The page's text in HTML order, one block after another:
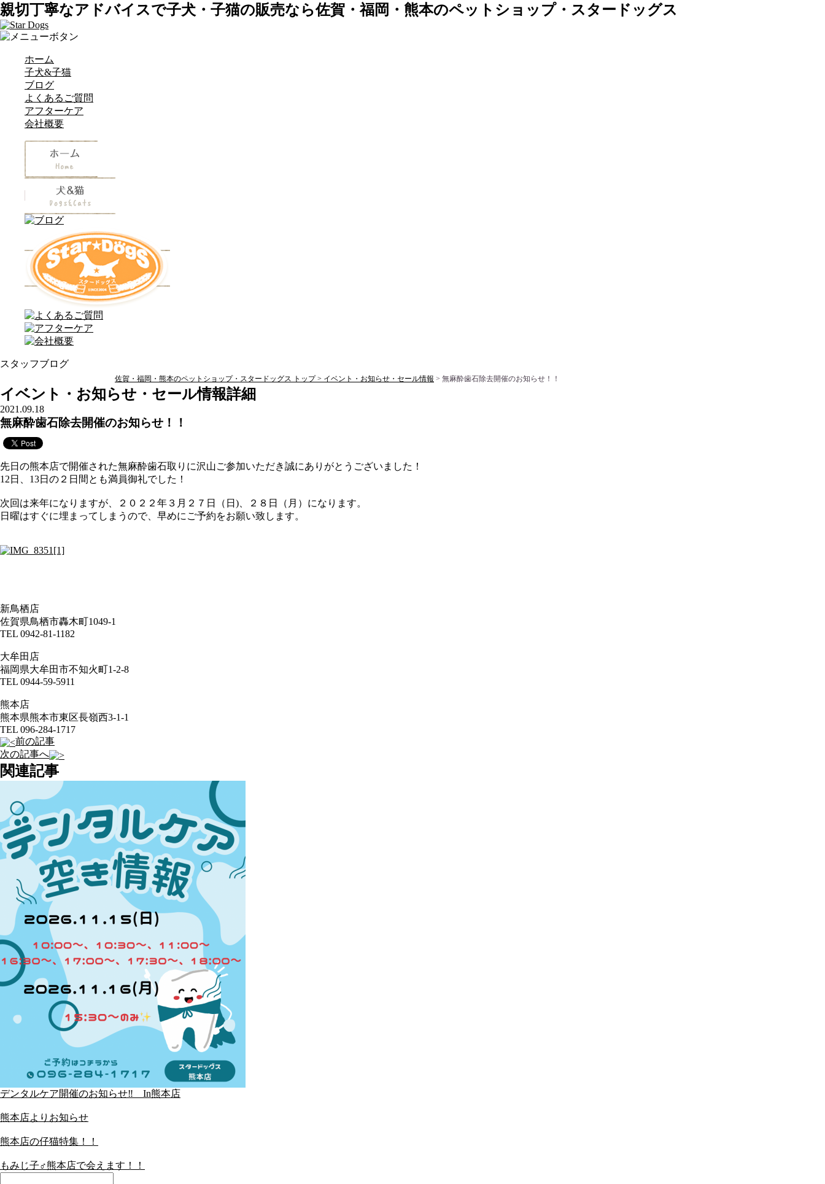
親切丁寧なアドバイスで子犬・子猫の販売なら佐賀・福岡・熊本のペットショップ・スタードッグス
ホーム
子犬&子猫
ブログ
よくあるご質問
アフターケア
会社概要
スタッフブログ
佐賀・福岡・熊本のペットショップ・スタードッグス トップ > イベント・お知らせ・セール情報 > 無麻酔歯石除去開催のお知らせ！！
イベント・お知らせ・セール情報詳細
2021.09.18
無麻酔歯石除去開催のお知らせ！！
先日の熊本店で開催された無麻酔歯石取りに沢山ご参加いただき誠にありがとうございました！
12日、13日の２日間とも満員御礼でした！
次回は来年になりますが、２０２２年３月２７日（日)、２８日（月）になります。
日曜はすぐに埋まってしまうので、早めにご予約をお願い致します。
新鳥栖店
佐賀県鳥栖市轟木町1049-1
TEL 0942-81-1182
大牟田店
福岡県大牟田市不知火町1-2-8
TEL 0944-59-5911
熊本店
熊本県熊本市東区長嶺西3-1-1
TEL 096-284-1717
前の記事
次の記事へ
関連記事
デンタルケア開催のお知らせ‼ In熊本店
熊本店よりお知らせ
熊本店の仔猫特集！！
もみじ子♂熊本店で会えます！！